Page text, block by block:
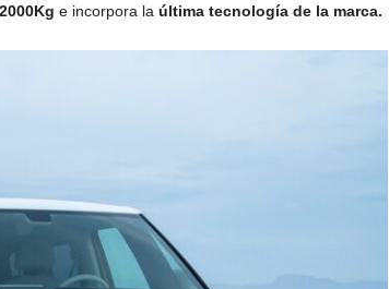
e incorpora la última tecnología de la marca.